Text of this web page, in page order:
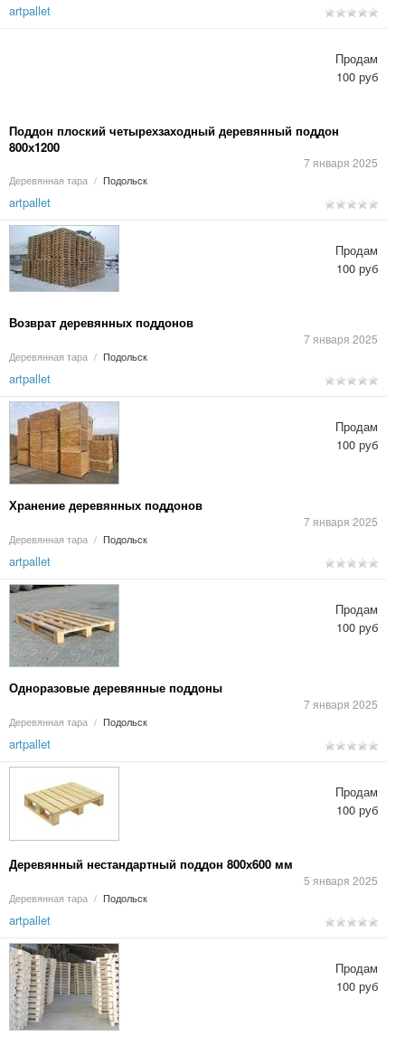
artpallet
Поддон плоский четырехзаходный деревянный поддон
800х1200
7 января 2025
Деревянная тара / Подольск
Продам
100 руб
artpallet
Возврат деревянных поддонов
7 января 2025
Деревянная тара / Подольск
Продам
100 руб
artpallet
Хранение деревянных поддонов
7 января 2025
Деревянная тара / Подольск
Продам
100 руб
artpallet
Одноразовые деревянные поддоны
7 января 2025
Деревянная тара / Подольск
Продам
100 руб
artpallet
Деревянный нестандартный поддон 800х600 мм
5 января 2025
Деревянная тара / Подольск
Продам
100 руб
artpallet
Продам
100 руб